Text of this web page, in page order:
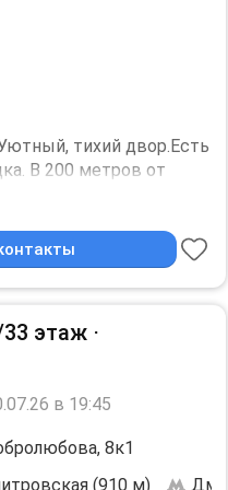
тихий двор.Есть
В 200 метров от
Магнит,
все
Аренда
Арендная плата
этаж ⋅
в 19:45
8к1
(910 м)